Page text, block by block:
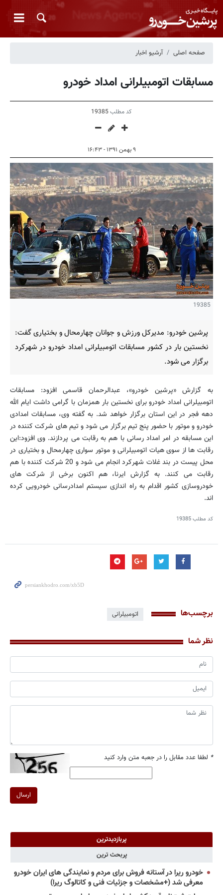
صفحه اصلی آرشیو اخبار
مسابقات اتومبیلرانی امداد خودرو
کد مطلب19385
۹ بهمن ۱۳۹۱ - ۱۶:۴۳
19385
پرشین خودرو: مدیرکل ورزش و جوانان چهارمحال و بختیاری گفت:
نخستین بار در کشور مسابقات اتومبیلرانی امداد خودرو در شهرکرد
برگزار می شود.
به گزارش «پرشین خودرو»، عبدالرحمان قاسمی افزود: مسابقات
اتومبیلرانی امداد خودرو برای نخستین بار همزمان با گرامی داشت ایام الله
دهه فجر در این استان برگزار خواهد شد. به گفته وی، مسابقات امدادی
خودرو و موتور با حضور پنج تیم برگزار می شود و تیم های شرکت کننده در
این مسابقه در امر امداد رسانی با هم به رقابت می پردازند. وی افزود:این
رقابت ها از سوی هیات اتومبیلرانی و موتور سواری چهارمحال و بختیاری در
محل پیست در بند غلات شهرکرد انجام می شود و 20 شرکت کننده با هم
رقابت می کنند. به گزارش ایرنا، هم اکنون برخی از شرکت های
خودروسازی کشور اقدام به راه اندازی سیستم امدادرسانی خودرویی کرده
اند.
کد مطلب19385
برچسب‌ها اتومبیلرانی
نظر شما
* لطفا عدد مقابل را در جعبه متن وارد کنید
ارسال
پربازدیدترین
پربحث ترین
خودرو ریرا در آستانه فروش برای مردم و نمایندگی های ایران خودرو
معرفی شد (+مشخصات و جزئیات فنی و کاتالوگ ریرا)